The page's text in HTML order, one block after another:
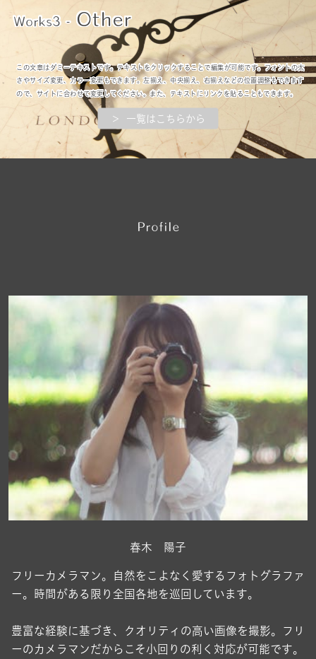
Works3 - Other
この文章はダミーテキストです。テキストをクリックすることで編集が可能です。フォントの太
さやサイズ変更、カラー変更もできます。左揃え、中央揃え、右揃えなどの位置調整もできます
ので、サイトに合わせて変更してください。また、テキストにリンクを貼ることもできます。
＞ 一覧はこちらから
Profile
春木 陽子
フリーカメラマン。自然をこよなく愛するフォトグラファ
ー。時間がある限り全国各地を巡回しています。
豊富な経験に基づき、クオリティの高い画像を撮影。フリ
ーのカメラマンだからこそ小回りの利く対応が可能です。